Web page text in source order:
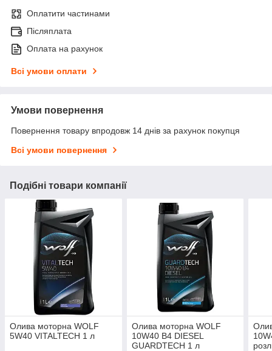
Оплатити частинами
Післяплата
Оплата на рахунок
Всі умови оплати
Умови повернення
Повернення товару впродовж 14 днів за рахунок покупця
Всі умови повернення
Подібні товари компанії
Олива моторна WOLF
5W40 VITALTECH 1 л
Олива моторна WOLF
10W40 B4 DIESEL
GUARDTECH 1 л